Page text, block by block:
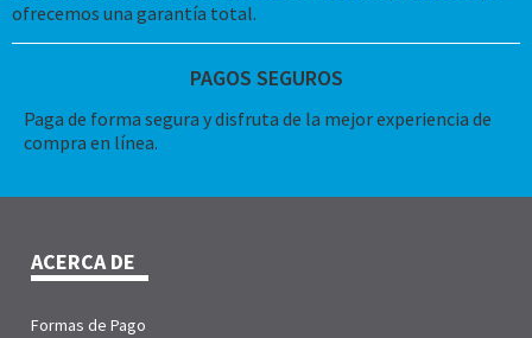
ofrecemos una garantía total.
PAGOS SEGUROS
Paga de forma segura y disfruta de la mejor experiencia de
compra en línea.
ACERCA DE
Formas de Pago